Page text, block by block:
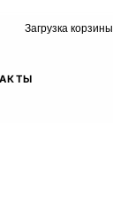
Загрузка корзины